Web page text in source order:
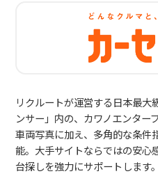
リクルートが運営する日本最大
ンサー」内の、カワノエンター
車両写真に加え、多角的な条件
能。大手サイトならではの安心
台探しを強力にサポートします。